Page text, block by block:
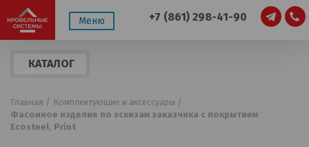
Меню +7 (861) 298-41-90
КАТАЛОГ
Главная / Комплектующие и аксессуары /
Фасонное изделие по эскизам заказчика с покрытием
Ecosteel, Print